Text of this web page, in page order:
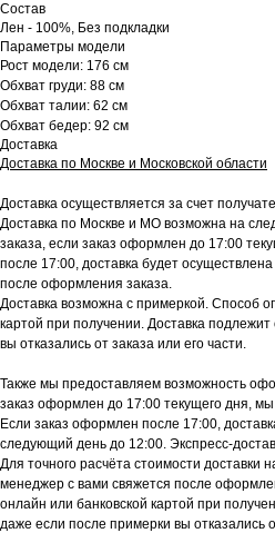
Состав
Лен - 100%, Без подкладки
Параметры модели
Рост модели: 176 см
Обхват груди: 88 см
Обхват талии: 62 см
Обхват бедер: 92 см
Доставка
Доставка по Москве и Московской области
Доставка осуществляется за счет
Доставка по Москве и МО возможна на
заказа, если заказ оформлен до 17:00
после 17:00, доставка будет
после оформления заказа.
Доставка возможна с примеркой. Способ
картой при получении. Доставка
вы отказались от заказа или его части.
Также мы предоставляем возможность
заказ оформлен до 17:00 текущего дня,
Если заказ оформлен после 17:00,
следующий день до 12:00. Экспресс-
Для точного расчёта стоимости доставки
менеджер с вами свяжется после
онлайн или банковской картой при
даже если после примерки вы отказались